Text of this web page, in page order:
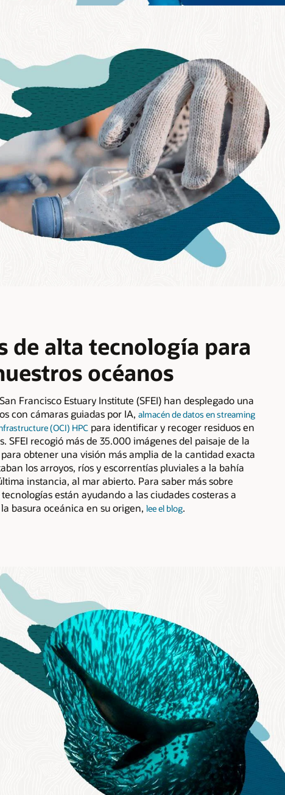
de alta tecnología para
océanos
Francisco Estuary Institute (SFEI) han desplegado una
con cámaras guiadas por IA, almacén de datos en streaming
(OCI) HPCpara identificar y recoger residuos en
SFEI recogió más de 35.000 imágenes del paisaje de la
obtener una visión más amplia de la cantidad exacta
los arroyos, ríos y escorrentías pluviales a la bahía
instancia, al mar abierto. Para saber más sobre
están ayudando a las ciudades costeras a
basura oceánica en su origen, lee el blog.